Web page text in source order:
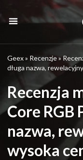
Geex» Recenzje»
długa nazwa,
Recenzja
Core RGB
nazwa,
wysoka